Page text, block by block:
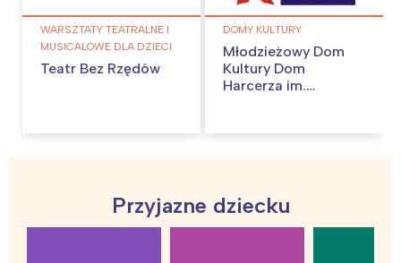
WARSZTATY TEATRALNE I
MUSICALOWE DLA DZIECI
Teatr Bez Rzędów
DOMY KULTURY
Młodzieżowy Dom
Kultury Dom
Harcerza im.
Przyjazne dziecku